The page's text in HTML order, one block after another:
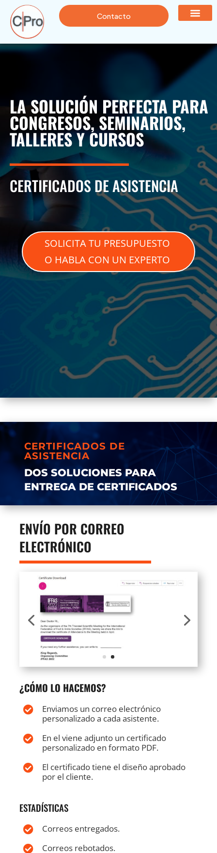
Contacto
LA SOLUCIÓN PERFECTA PARA
CONGRESOS, SEMINARIOS,
TALLERES Y CURSOS
CERTIFICADOS DE ASISTENCIA
SOLICITA TU PRESUPUESTO
O HABLA CON UN EXPERTO
CERTIFICADOS DE
ASISTENCIA
DOS SOLUCIONES PARA
ENTREGA DE CERTIFICADOS
ENVÍO POR CORREO
ELECTRÓNICO
¿CÓMO LO HACEMOS?

Enviamos un correo electrónico
personalizado a cada asistente.

En el viene adjunto un certificado
personalizado en formato PDF.

El certificado tiene el diseño aprobado
por el cliente.
ESTADÍSTICAS
 Correos entregados.
 Correos rebotados.